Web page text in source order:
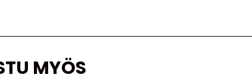
MYÖS